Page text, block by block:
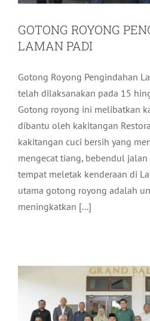
GOTONG ROYONG
LAMAN PADI
Gotong Royong Pengindahan
telah dilaksanakan pada 15
Gotong royong ini melibatkan
dibantu oleh kakitangan
kakitangan cuci bersih yang
mengecat tiang, bebendul jalan
tempat meletak kenderaan di
utama gotong royong adalah
meningkatkan [...]
MESYUARAT